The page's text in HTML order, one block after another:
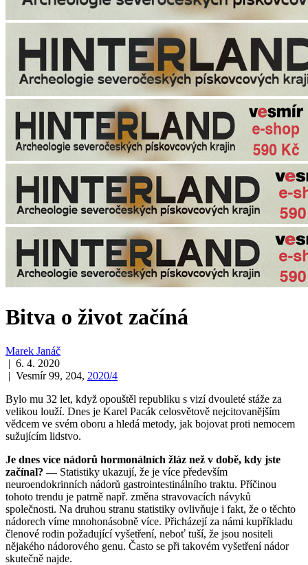
Bitva o život začíná
Marek Janáč
| 6. 4. 2020
| Vesmír 99, 204, 2020/4
Bylo mu 32 let, když opouštěl republiku s vizí dvouleté stáže za
velikou louží. Dnes je Karel Pacák celosvětově nejcitovanějším
vědcem ve svém oboru a hledá metody, jak bojovat proti nemocem
sužujícím lidstvo.
Je dnes více nádorů hormonálních žláz než v době, kdy jste
začínal? —Statistiky ukazují, že je více především
neuroendokrinních nádorů gastrointestinálního traktu. Příčinou
tohoto trendu je patrně např. změna stravovacích návyků
společnosti. Na druhou stranu statistiky ovlivňuje i fakt, že o těchto
nádorech víme mnohonásobně více. Přicházejí za námi kupříkladu
členové rodin požadující vyšetření, neboť tuší, že jsou nositeli
nějakého nádorového genu. Často se při takovém vyšetření nádor
skutečně najde.